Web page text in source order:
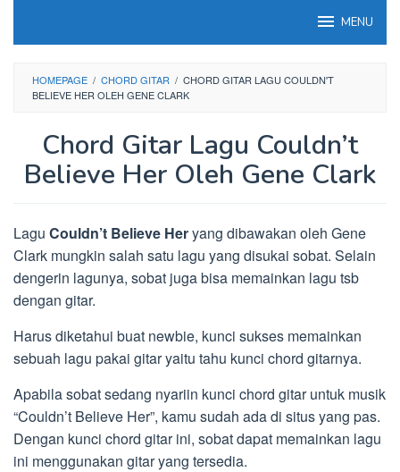
MENU
HOMEPAGE / CHORD GITAR / CHORD GITAR LAGU COULDN'T
BELIEVE HER OLEH GENE CLARK
Chord Gitar Lagu Couldn’t
Believe Her Oleh Gene Clark
Lagu Couldn’t Believe Heryang dibawakan oleh Gene
Clark mungkin salah satu lagu yang disukai sobat. Selain
dengerin lagunya, sobat juga bisa memainkan lagu tsb
dengan gitar.
Harus diketahui buat newbie, kunci sukses memainkan
sebuah lagu pakai gitar yaitu tahu kunci chord gitarnya.
Apabila sobat sedang nyariin kunci chord gitar untuk musik
“Couldn’t Believe Her”, kamu sudah ada di situs yang pas.
Dengan kunci chord gitar ini, sobat dapat memainkan lagu
ini menggunakan gitar yang tersedia.